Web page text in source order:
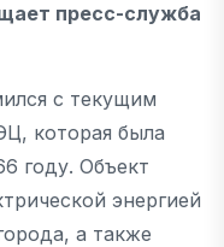
пресс-служба
с текущим
которая была
году. Объект
энергией
а также